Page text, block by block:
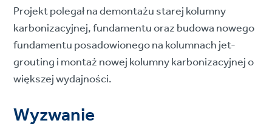
Projekt polegał na demontażu starej kolumny
karbonizacyjnej, fundamentu oraz budowa nowego
fundamentu posadowionego na kolumnach jet-
grouting i montaż nowej kolumny karbonizacyjnej o
większej wydajności.
Wyzwanie